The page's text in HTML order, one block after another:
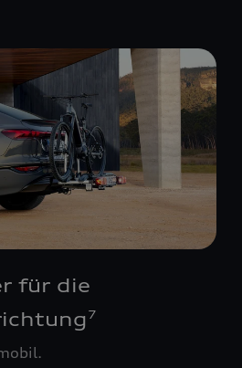
für die
7